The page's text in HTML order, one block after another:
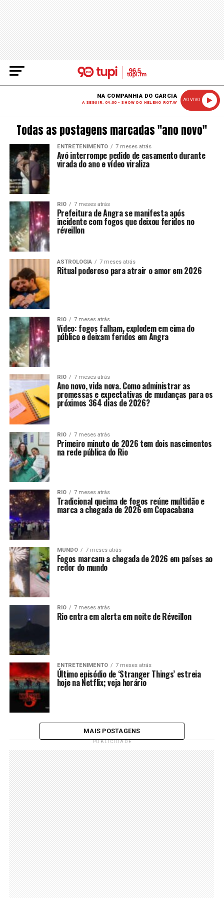
NA COMPANHIA DO GARCIA
A SEGUIR: 04:00 - SHOW DO HELENO ROTAY
AO VIVO
Todas as postagens marcadas "ano novo"
ENTRETENIMENTO 7 meses atrás
Avó interrompe pedido de casamento durante
virada do ano e vídeo viraliza
RIO 7 meses atrás
Prefeitura de Angra se manifesta após
incidente com fogos que deixou feridos no
réveillon
ASTROLOGIA 7 meses atrás
Ritual poderoso para atrair o amor em 2026
RIO 7 meses atrás
Vídeo: fogos falham, explodem em cima do
público e deixam feridos em Angra
RIO 7 meses atrás
Ano novo, vida nova. Como administrar as
promessas e expectativas de mudanças para os
próximos 364 dias de 2026?
RIO 7 meses atrás
Primeiro minuto de 2026 tem dois nascimentos
na rede pública do Rio
RIO 7 meses atrás
Tradicional queima de fogos reúne multidão e
marca a chegada de 2026 em Copacabana
MUNDO 7 meses atrás
Fogos marcam a chegada de 2026 em países ao
redor do mundo
RIO 7 meses atrás
Rio entra em alerta em noite de Réveillon
ENTRETENIMENTO 7 meses atrás
Último episódio de ‘Stranger Things’ estreia
hoje na Netflix; veja horário
MAIS POSTAGENS
PUBLICIDADE